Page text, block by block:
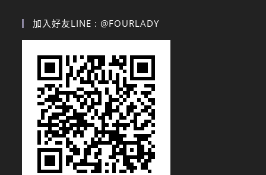
加入好友LINE : @FOURLADY